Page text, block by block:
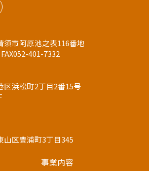
須市阿原池之表116番地
401-7332
区浜松町2丁目2番15号
山区豊浦町3丁目345
事業内容